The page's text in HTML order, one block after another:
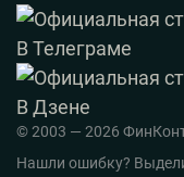
© 2003 — 2026
Нашли ошибку?